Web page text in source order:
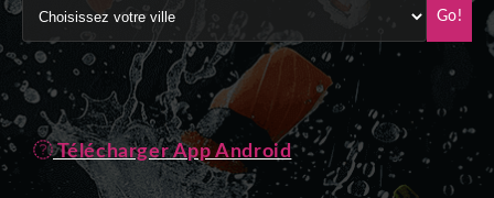
Go!
Télécharger App Android